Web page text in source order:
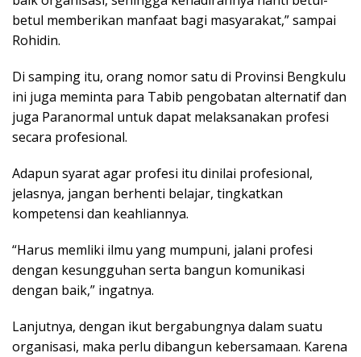
betul memberikan manfaat bagi masyarakat,” sampai
Rohidin.
Di samping itu, orang nomor satu di Provinsi Bengkulu
ini juga meminta para Tabib pengobatan alternatif dan
juga Paranormal untuk dapat melaksanakan profesi
secara profesional.
Adapun syarat agar profesi itu dinilai profesional,
jelasnya, jangan berhenti belajar, tingkatkan
kompetensi dan keahliannya.
“Harus memliki ilmu yang mumpuni, jalani profesi
dengan kesungguhan serta bangun komunikasi
dengan baik,” ingatnya.
Lanjutnya, dengan ikut bergabungnya dalam suatu
organisasi, maka perlu dibangun kebersamaan. Karena